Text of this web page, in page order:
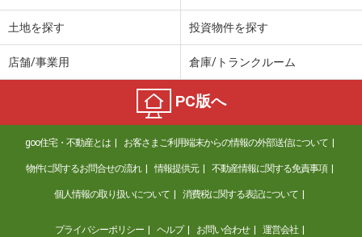
土地を探す 投資物件を探す
店舗/事業用 倉庫/トランクルーム
PC版へ
goo住宅・不動産とは お客さまご利用端末からの情報の外部送信について
物件に関するお問合せの流れ 情報提供元 不動産情報に関する免責事項
個人情報の取り扱いについて 消費税に関する表記について
プライバシーポリシー ヘルプ お問い合わせ 運営会社